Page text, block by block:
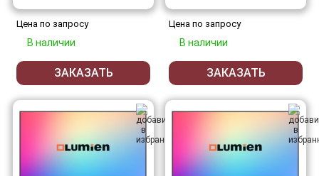
Цена по запросу
В наличии
ЗАКАЗАТЬ
Цена по запросу
В наличии
ЗАКАЗАТЬ